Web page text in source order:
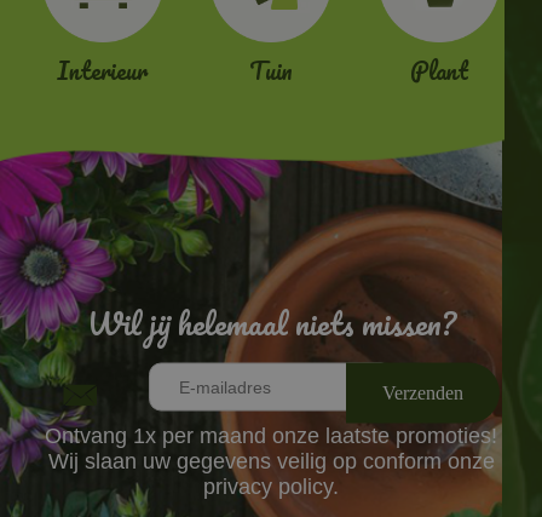
Interieur Tuin Plant
Wil jij helemaal niets missen?
Ontvang 1x per maand onze laatste promoties!
Wij slaan uw gegevens veilig op conform onze
privacy policy.